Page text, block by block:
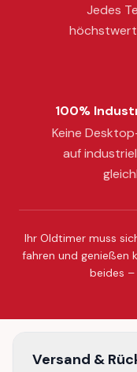
Jedes
100%
Keine
auf
Ihr Oldtimer muss
fahren und genießen
beides –
Versand &